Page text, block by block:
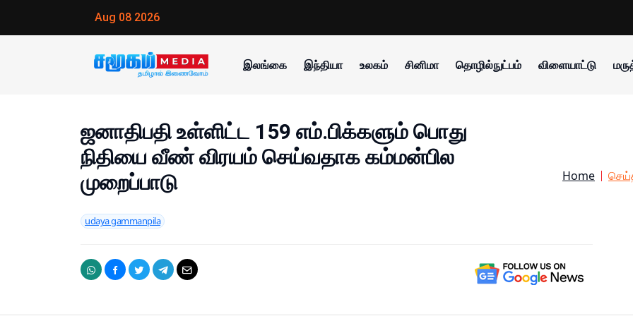
Aug 08 2026
இலங்கை இந்தியா உலகம் சினிமா தொழில்நுட்பம் விளையாட்டு
ஜனாதிபதி உள்ளிட்ட 159 எம்.பிக்களும் பொது
நிதியை வீண் விரயம் செய்வதாக கம்மன்பில
முறைப்பாடு
udaya gammanpila
Home